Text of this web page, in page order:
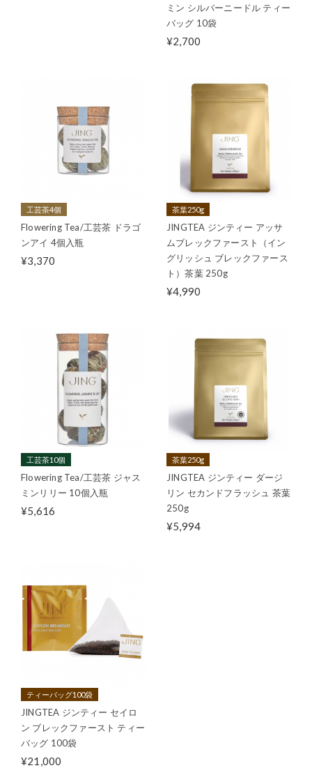
ミン シルバーニードル ティー
バッグ 10袋
¥2,700
工芸茶4個
Flowering Tea/工芸茶 ドラゴ
ンアイ 4個入瓶
¥3,370
茶葉250g
JINGTEA ジンティー アッサ
ムブレックファースト（イン
グリッシュ ブレックファース
ト）茶葉 250g
¥4,990
工芸茶10個
Flowering Tea/工芸茶 ジャス
ミンリリー 10個入瓶
¥5,616
茶葉250g
JINGTEA ジンティー ダージ
リン セカンドフラッシュ 茶葉
250g
¥5,994
ティーバッグ100袋
JINGTEA ジンティー セイロ
ン ブレックファースト ティー
バッグ 100袋
¥21,000